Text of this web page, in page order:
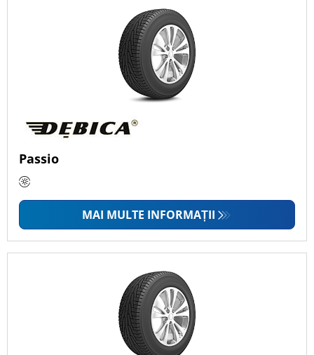
Passio
MAI MULTE INFORMAȚII